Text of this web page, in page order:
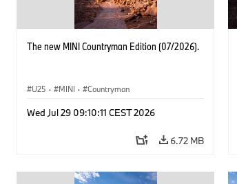
The new MINI Countryman Edition (07/2026).
U25 · MINI · Countryman
Wed Jul 29 09:10:11 CEST 2026
6.72 MB